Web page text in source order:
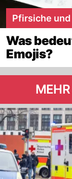
Pfirsiche und
Was
Emojis?